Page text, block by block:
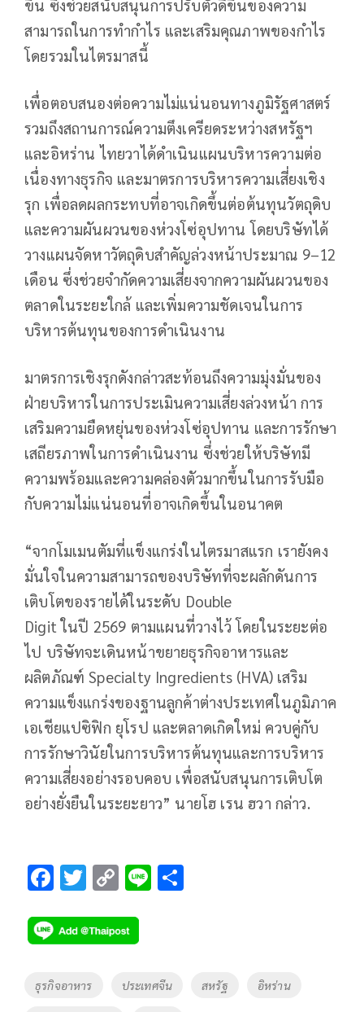
ขึ้น ซึ่งช่วยสนับสนุนการปรับตัวดีขึ้นของความ
สามารถในการทำกำไร และเสริมคุณภาพของกำไร
โดยรวมในไตรมาสนี้
เพื่อตอบสนองต่อความไม่แน่นอนทางภูมิรัฐศาสตร์
รวมถึงสถานการณ์ความตึงเครียดระหว่างสหรัฐฯ
และอิหร่าน ไทยวาได้ดำเนินแผนบริหารความต่อ
เนื่องทางธุรกิจ และมาตรการบริหารความเสี่ยงเชิง
รุก เพื่อลดผลกระทบที่อาจเกิดขึ้นต่อต้นทุนวัตถุดิบ
และความผันผวนของห่วงโซ่อุปทาน โดยบริษัทได้
วางแผนจัดหาวัตถุดิบสำคัญล่วงหน้าประมาณ 9–12
เดือน ซึ่งช่วยจำกัดความเสี่ยงจากความผันผวนของ
ตลาดในระยะใกล้ และเพิ่มความชัดเจนในการ
บริหารต้นทุนของการดำเนินงาน
มาตรการเชิงรุกดังกล่าวสะท้อนถึงความมุ่งมั่นของ
ฝ่ายบริหารในการประเมินความเสี่ยงล่วงหน้า การ
เสริมความยืดหยุ่นของห่วงโซ่อุปทาน และการรักษา
เสถียรภาพในการดำเนินงาน ซึ่งช่วยให้บริษัทมี
ความพร้อมและความคล่องตัวมากขึ้นในการรับมือ
กับความไม่แน่นอนที่อาจเกิดขึ้นในอนาคต
“จากโมเมนตัมที่แข็งแกร่งในไตรมาสแรก เรายังคง
มั่นใจในความสามารถของบริษัทที่จะผลักดันการ
เติบโตของรายได้ในระดับ Double
Digit ในปี 2569 ตามแผนที่วางไว้ โดยในระยะต่อ
ไป บริษัทจะเดินหน้าขยายธุรกิจอาหารและ
ผลิตภัณฑ์ Specialty Ingredients (HVA) เสริม
ความแข็งแกร่งของฐานลูกค้าต่างประเทศในภูมิภาค
เอเชียแปซิฟิก ยุโรป และตลาดเกิดใหม่ ควบคู่กับ
การรักษาวินัยในการบริหารต้นทุนและการบริหาร
ความเสี่ยงอย่างรอบคอบ เพื่อสนับสนุนการเติบโต
อย่างยั่งยืนในระยะยาว” นายโฮ เรน ฮวา กล่าว.
F
e
b
o
T
tt
er
C
p
y
Li
Li
Tags
ธุรกิจอาหาร ประเทศจีน สหรัฐ อิหร่าน